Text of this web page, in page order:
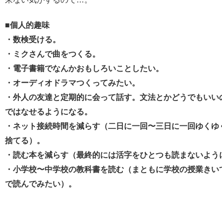
■個人的趣味
・数検受ける。
・ミクさんで曲をつくる。
・電子書籍でなんかおもしろいことしたい。
・オーディオドラマつくってみたい。
・外人の友達と定期的に会って話す。文法とかどうでもい
ではなせるようになる。
・ネット接続時間を減らす（二日に一回〜三日に一回ゆく
捨てる）。
・読む本を減らす（最終的には活字をひとつも読まないよう
・小学校〜中学校の教科書を読む（まともに学校の授業き
で読んでみたい）。